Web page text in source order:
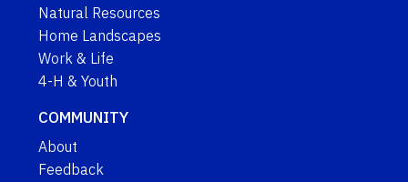
Natural Resources
Home Landscapes
Work & Life
4-H & Youth
COMMUNITY
About
Feedback